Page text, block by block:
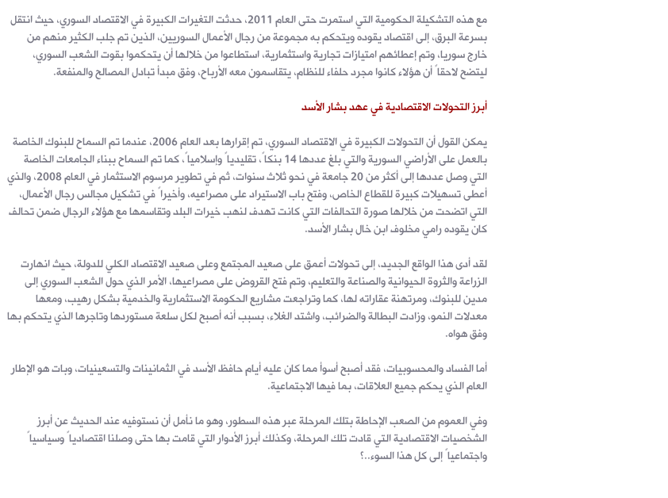
مع هذه التشكيلة الحكومية التي استمرت حتى العام 2011، حدثت التغيرات الكبيرة في الاقتصاد السوري، حيث انتقل
بسرعة البرق، إلى اقتصاد يقوده ويتحكم به مجموعة من رجال الأعمال السوريين، الذين تم جلب الكثير منهم من
خارج سوريا، وتم إعطائهم امتيازات تجارية واستثمارية، استطاعوا من خلالها أن يتحكموا بقوت الشعب السوري،
ليتضح لاحقاً أن هؤلاء كانوا مجرد حلفاء للنظام، يتقاسمون معه الأرباح، وفق مبدأ تبادل المصالح والمنفعة.
أبرز التحولات الاقتصادية في عهد بشار الأسد
يمكن القول أن التحولات الكبيرة في الاقتصاد السوري، تم إقرارها بعد العام 2006، عندما تم السماح للبنوك الخاصة
بالعمل على الأراضي السورية والتي بلغ عددها 14 بنكاً، تقليدياً وإسلامياً، كما تم السماح ببناء الجامعات الخاصة
التي وصل عددها إلى أكثر من 20 جامعة في نحو ثلاث سنوات، ثم في تطوير مرسوم الاستثمار في العام 2008، والذي
أعطى تسهيلات كبيرة للقطاع الخاص، وفتح باب الاستيراد على مصراعيه، وأخيراً في تشكيل مجالس رجال الأعمال،
التي اتضحت من خلالها صورة التحالفات التي كانت تهدف لنهب خيرات البلد وتقاسمها مع هؤلاء الرجال ضمن تحالف
كان يقوده رامي مخلوف ابن خال بشار الأسد.
لقد أدى هذا الواقع الجديد، إلى تحولات أعمق على صعيد المجتمع وعلى صعيد الاقتصاد الكلي للدولة، حيث انهارت
الزراعة والثروة الحيوانية والصناعة والتعليم، وتم فتح القروض على مصراعيها، الأمر الذي حول الشعب السوري إلى
مدين للبنوك، ومرتهنة عقاراته لها، كما وتراجعت مشاريع الحكومة الاستثمارية والخدمية بشكل رهيب، ومعها
معدلات النمو، وزادت البطالة والضرائب، واشتد الغلاء، بسبب أنه أصبح لكل سلعة مستوردها وتاجرها الذي يتحكم بها
وفق هواه.
أما الفساد والمحسوبيات، فقد أصبح أسوأ مما كان عليه أيام حافظ الأسد في الثمانينات والتسعينيات، وبات هو الإطار
العام الذي يحكم جميع العلاقات، بما فيها الاجتماعية.
وفي العموم من الصعب الإحاطة بتلك المرحلة عبر هذه السطور، وهو ما نأمل أن نستوفيه عند الحديث عن أبرز
الشخصيات الاقتصادية التي قادت تلك المرحلة، وكذلك أبرز الأدوار التي قامت بها حتى وصلنا اقتصادياً وسياسياً
واجتماعياً إلى كل هذا السوء..؟